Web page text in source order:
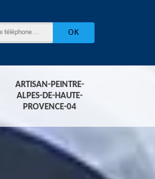
ARTISAN-PEINTRE-
ALPES-DE-HAUTE-
PROVENCE-04